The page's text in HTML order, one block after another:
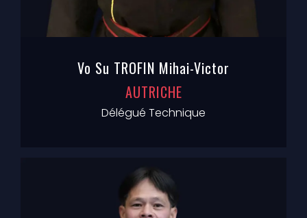
Vo Su TROFIN Mihai-Victor
AUTRICHE
Délégué Technique